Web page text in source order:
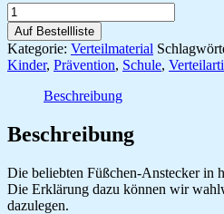
Füßchen-
Anstecker
farbig
Menge
Auf Bestellliste
Kategorie: Verteilmaterial
Kinder, Prävention, Schule,
Beschreibung
Beschreibung
Die beliebten Füßchen-Anstecker in
Die Erklärung dazu können wir
dazulegen.